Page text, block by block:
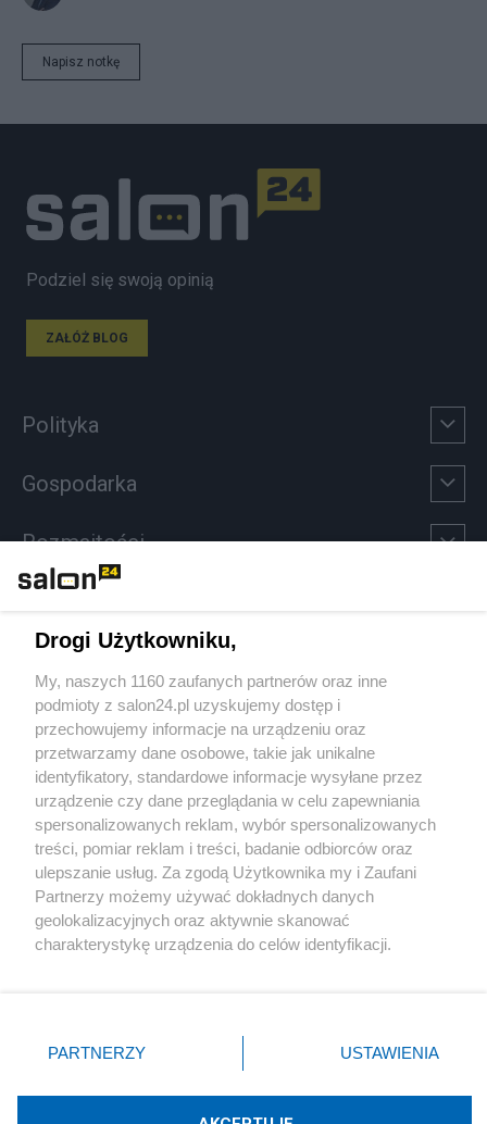
Napisz notkę
Podziel się swoją opinią
ZAŁÓŻ BLOG
Polityka
Gospodarka
Rozmaitości
Sport
Społeczeństwo
Kultura
X Facebook Instagram Youtube
Drogi Użytkowniku,
My, naszych 1160 zaufanych partnerów oraz inne
podmioty z salon24.pl uzyskujemy dostęp i
przechowujemy informacje na urządzeniu oraz
przetwarzamy dane osobowe, takie jak unikalne
identyfikatory, standardowe informacje wysyłane przez
urządzenie czy dane przeglądania w celu zapewniania
spersonalizowanych reklam, wybór spersonalizowanych
treści, pomiar reklam i treści, badanie odbiorców oraz
ulepszanie usług. Za zgodą Użytkownika my i Zaufani
Partnerzy możemy używać dokładnych danych
geolokalizacyjnych oraz aktywnie skanować
charakterystykę urządzenia do celów identyfikacji.
zmienić/wycofać klikając przycisk ustawień prywatności
znajdujący się w lewym dolnym rogu strony
rodzaje przetwarzania danych nie wymagają zgody
użytkownika, ale masz prawo sprzeciwić się takiemu
PARTNERZY USTAWIENIA